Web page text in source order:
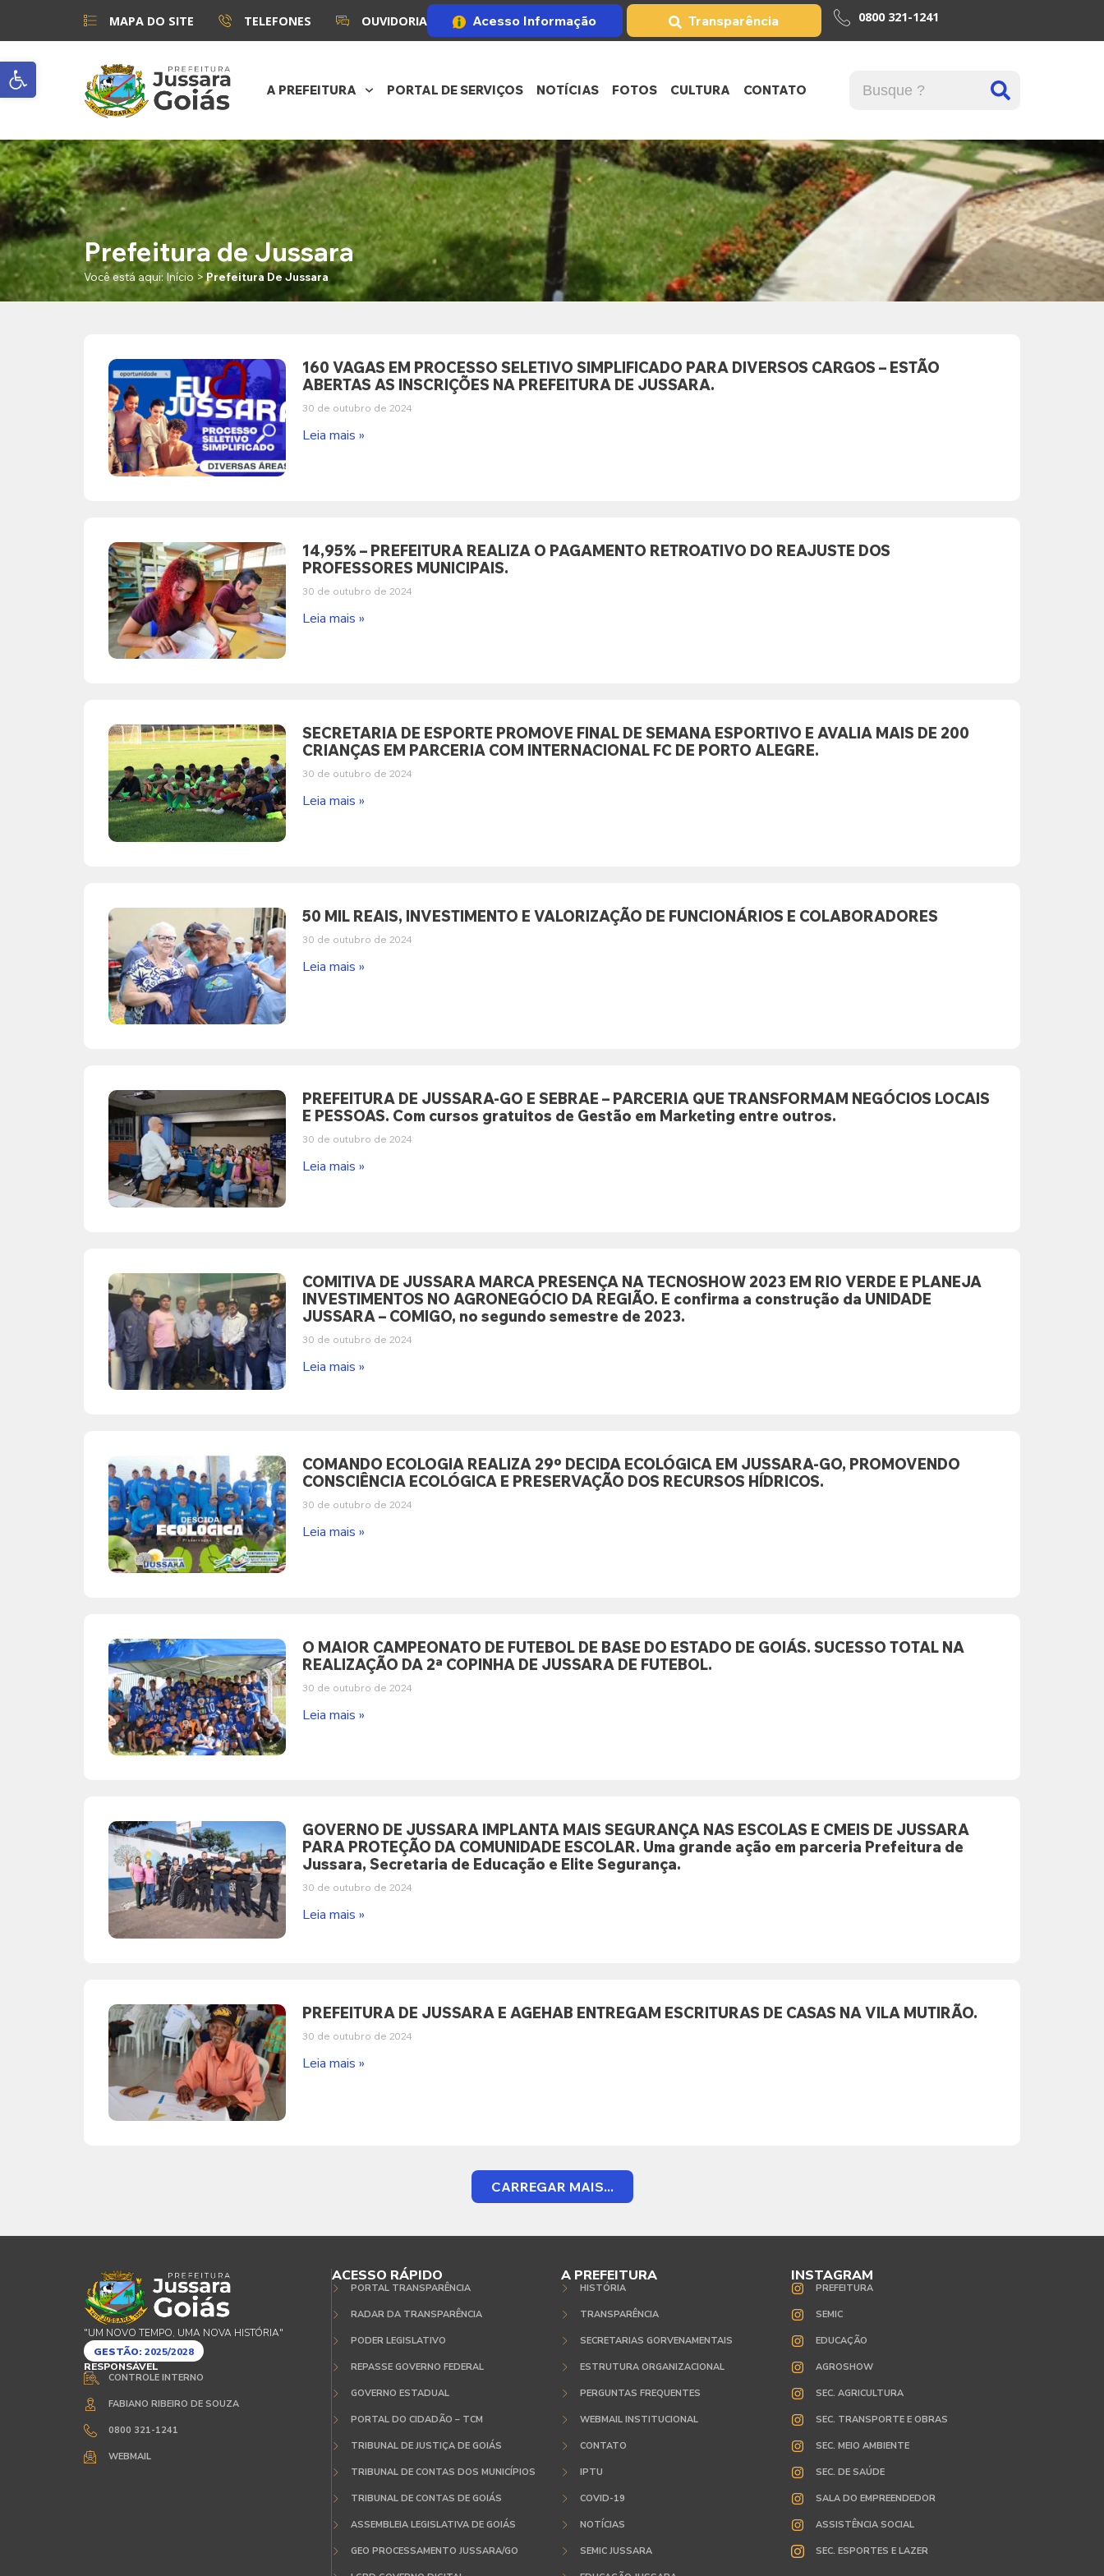
Abrir a barra de ferramentas
MAPA DO SITE TELEFONES OUVIDORIA Acesso Informação Transparência 0800 321-1241
A PREFEITURA PORTAL DE SERVIÇOS NOTÍCIAS FOTOS CULTURA CONTATO
Prefeitura de Jussara
Você está aqui: Início > Prefeitura De Jussara
160 VAGAS EM PROCESSO SELETIVO SIMPLIFICADO PARA DIVERSOS CARGOS – ESTÃO
ABERTAS AS INSCRIÇÕES NA PREFEITURA DE JUSSARA.
30 de outubro de 2024
Leia mais »
14,95% – PREFEITURA REALIZA O PAGAMENTO RETROATIVO DO REAJUSTE DOS
PROFESSORES MUNICIPAIS.
30 de outubro de 2024
Leia mais »
SECRETARIA DE ESPORTE PROMOVE FINAL DE SEMANA ESPORTIVO E AVALIA MAIS DE 200
CRIANÇAS EM PARCERIA COM INTERNACIONAL FC DE PORTO ALEGRE.
30 de outubro de 2024
Leia mais »
50 MIL REAIS, INVESTIMENTO E VALORIZAÇÃO DE FUNCIONÁRIOS E COLABORADORES
30 de outubro de 2024
Leia mais »
PREFEITURA DE JUSSARA-GO E SEBRAE – PARCERIA QUE TRANSFORMAM NEGÓCIOS LOCAIS
E PESSOAS. Com cursos gratuitos de Gestão em Marketing entre outros.
30 de outubro de 2024
Leia mais »
COMITIVA DE JUSSARA MARCA PRESENÇA NA TECNOSHOW 2023 EM RIO VERDE E PLANEJA
INVESTIMENTOS NO AGRONEGÓCIO DA REGIÃO. E confirma a construção da UNIDADE
JUSSARA – COMIGO, no segundo semestre de 2023.
30 de outubro de 2024
Leia mais »
COMANDO ECOLOGIA REALIZA 29º DECIDA ECOLÓGICA EM JUSSARA-GO, PROMOVENDO
CONSCIÊNCIA ECOLÓGICA E PRESERVAÇÃO DOS RECURSOS HÍDRICOS.
30 de outubro de 2024
Leia mais »
O MAIOR CAMPEONATO DE FUTEBOL DE BASE DO ESTADO DE GOIÁS. SUCESSO TOTAL NA
REALIZAÇÃO DA 2ª COPINHA DE JUSSARA DE FUTEBOL.
30 de outubro de 2024
Leia mais »
GOVERNO DE JUSSARA IMPLANTA MAIS SEGURANÇA NAS ESCOLAS E CMEIS DE JUSSARA
PARA PROTEÇÃO DA COMUNIDADE ESCOLAR. Uma grande ação em parceria Prefeitura de
Jussara, Secretaria de Educação e Elite Segurança.
30 de outubro de 2024
Leia mais »
PREFEITURA DE JUSSARA E AGEHAB ENTREGAM ESCRITURAS DE CASAS NA VILA MUTIRÃO.
30 de outubro de 2024
Leia mais »
CARREGAR MAIS...
"UM NOVO TEMPO, UMA NOVA HISTÓRIA"
GESTÃO:2025/2028
RESPONSÁVEL
CONTROLE INTERNO
FABIANO RIBEIRO DE SOUZA
0800 321-1241
WEBMAIL
ACESSO RÁPIDO
PORTAL TRANSPARÊNCIA
RADAR DA TRANSPARÊNCIA
PODER LEGISLATIVO
REPASSE GOVERNO FEDERAL
GOVERNO ESTADUAL
PORTAL DO CIDADÃO – TCM
TRIBUNAL DE JUSTIÇA DE GOIÁS
TRIBUNAL DE CONTAS DOS MUNICÍPIOS
TRIBUNAL DE CONTAS DE GOIÁS
ASSEMBLEIA LEGISLATIVA DE GOIÁS
GEO PROCESSAMENTO JUSSARA/GO
A PREFEITURA
HISTÓRIA
TRANSPARÊNCIA
SECRETARIAS GORVENAMENTAIS
ESTRUTURA ORGANIZACIONAL
PERGUNTAS FREQUENTES
WEBMAIL INSTITUCIONAL
CONTATO
IPTU
COVID-19
NOTÍCIAS
SEMIC JUSSARA
INSTAGRAM
PREFEITURA
SEMIC
EDUCAÇÃO
AGROSHOW
SEC. AGRICULTURA
SEC. TRANSPORTE E OBRAS
SEC. MEIO AMBIENTE
SEC. DE SAÚDE
SALA DO EMPREENDEDOR
ASSISTÊNCIA SOCIAL
SEC. ESPORTES E LAZER